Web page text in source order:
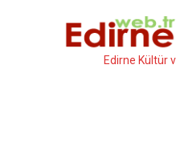
Edirne Kültür